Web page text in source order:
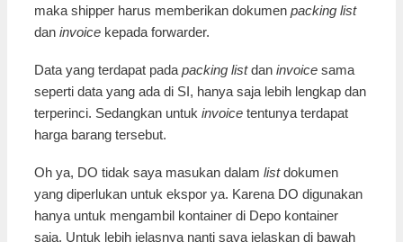
maka shipper harus memberikan dokumen packing list
dan invoice kepada forwarder.
Data yang terdapat pada packing listdan invoice sama
seperti data yang ada di SI, hanya saja lebih lengkap dan
terperinci. Sedangkan untuk invoice tentunya terdapat
harga barang tersebut.
Oh ya, DO tidak saya masukan dalam listdokumen
yang diperlukan untuk ekspor ya. Karena DO digunakan
hanya untuk mengambil kontainer di Depo kontainer
saja. Untuk lebih jelasnya nanti saya jelaskan di bawah